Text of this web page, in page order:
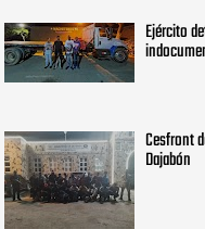
Ejército
Cesfront
Dajabón